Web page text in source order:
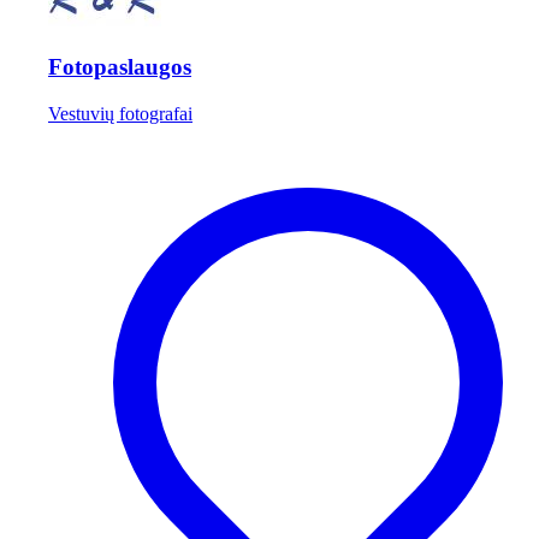
Fotopaslaugos
Vestuvių fotografai